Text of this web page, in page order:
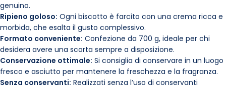
genuino.
Ripieno goloso: Ogni biscotto è farcito con una crema ricca e
morbida, che esalta il gusto complessivo.
Formato conveniente: Confezione da 700 g, ideale per chi
desidera avere una scorta sempre a disposizione.
Conservazione ottimale: Si consiglia di conservare in un luogo
fresco e asciutto per mantenere la freschezza e la fragranza.
Senza conservanti: Realizzati senza l’uso di conservanti